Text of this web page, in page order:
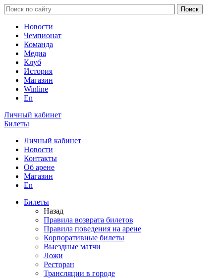
Новости
Чемпионат
Команда
Медиа
Клуб
История
Магазин
Winline
En
Личный кабинет
Билеты
Личный кабинет
Новости
Контакты
Об арене
Магазин
En
Билеты
Назад
Правила возврата билетов
Правила поведения на арене
Корпоративные билеты
Выездные матчи
Ложи
Ресторан
Трансляции в городе